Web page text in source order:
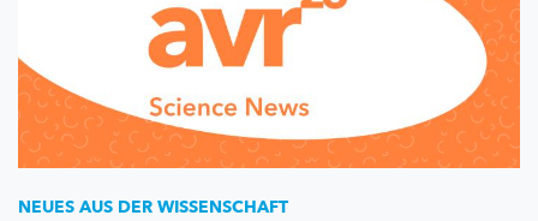
NEUES AUS DER WISSENSCHAFT